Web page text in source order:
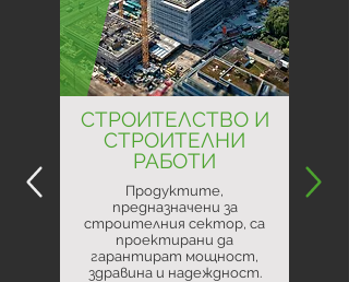
СТРОИТЕЛСТВО И
СТРОИТЕЛНИ
РАБОТИ
Продуктите,
предназначени за
строителния сектор, са
проектирани да
гарантират мощност,
здравина и надеждност.